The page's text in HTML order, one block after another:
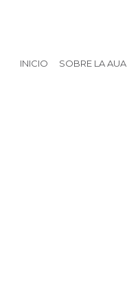
INICIO SOBRE LA AUA